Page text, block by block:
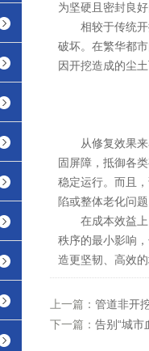
为坚硬且密封良
相较于传统开
破坏。在繁华都
因开挖造成的尘
从修复效果来
固屏障，抵御各
稳定运行。而且
陷或整体老化问
在成本效益上
秩序的最小影响
造更坚韧、高效
上一篇： 管道非开
下一篇： 告别“城